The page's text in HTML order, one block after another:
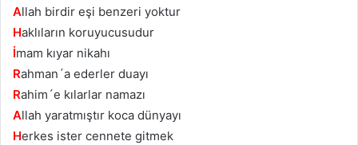
Allah birdir eşi benzeri yoktur
Haklıların koruyucusudur
İmam kıyar nikahı
Rahman´a ederler duayı
Rahim´e kılarlar namazı
Allah yaratmıştır koca dünyayı
Herkes ister cennete gitmek